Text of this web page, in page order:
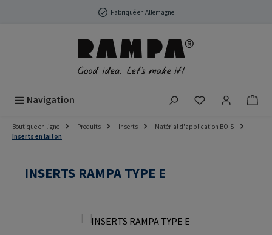
Passer au contenu principalFabriqué en Allemagne
Navigation Vous avez 0
Boutique en ligne Produits Inserts
Matérial d'application BOIS
Inserts en laiton
INSERTS RAMPA TYPE E
Ignorer la galerie d'images